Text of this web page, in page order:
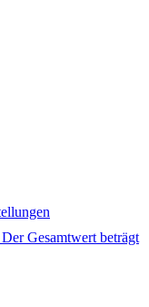
Gesamtwert beträgt